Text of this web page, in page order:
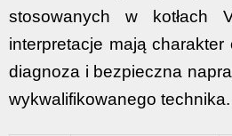
stosowanych w kotłach
interpretacje mają charakter
diagnoza i bezpieczna
wykwalifikowanego technika.